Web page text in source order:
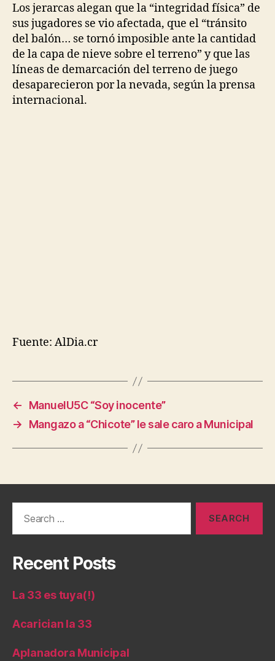
Los jerarcas alegan que la “integridad física” de
sus jugadores se vio afectada, que el “tránsito
del balón… se tornó imposible ante la cantidad
de la capa de nieve sobre el terreno” y que las
líneas de demarcación del terreno de juego
desaparecieron por la nevada, según la prensa
internacional.
Fuente: AlDia.cr
←
ManuelU5C “Soy inocente”
→
Mangazo a “Chicote” le sale caro a Municipal
Recent Posts
La 33 es tuya(!)
Acarician la 33
Aplanadora Municipal